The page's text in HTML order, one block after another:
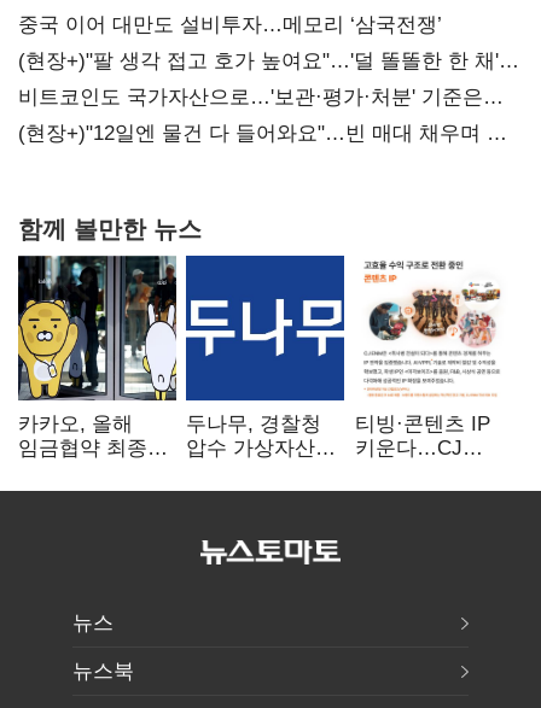
중국 이어 대만도 설비투자…메모리 ‘삼국전쟁’
(현장+)"팔 생각 접고 호가 높여요"…'덜 똘똘한 한 채'
20억 키맞추기
비트코인도 국가자산으로…'보관·평가·처분' 기준은
숙제
(현장+)"12일엔 물건 다 들어와요"…빈 매대 채우며 문
함께 볼만한 뉴스
카카오, 올해
임금협약 최종
인상·격려금
두나무, 경찰청
압수 가상자산
커스터디 사업
티빙·콘텐츠 IP
키운다…CJ
글로벌 확장 가속
뉴스
뉴스북